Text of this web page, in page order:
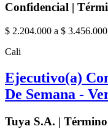
Confidencial |
$ 2.204.000 a $
Cali
Ejecutivo(a)
De Semana -
Tuya S.A. |